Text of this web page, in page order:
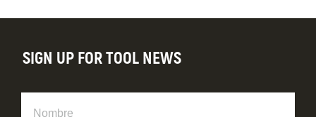
SIGN UP FOR TOOL NEWS